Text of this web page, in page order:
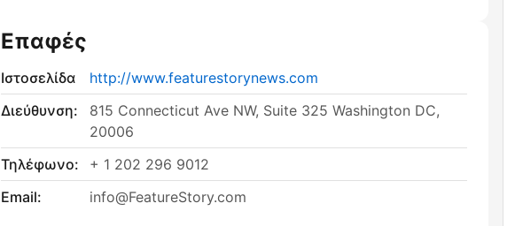
Επαφές
Ιστοσελίδα
http://www.featurestorynews.com
Διεύθυνση:
815 Connecticut Ave NW, Suite 325 Washington DC,
20006
Τηλέφωνο:
+ 1 202 296 9012
Email:
info@FeatureStory.com